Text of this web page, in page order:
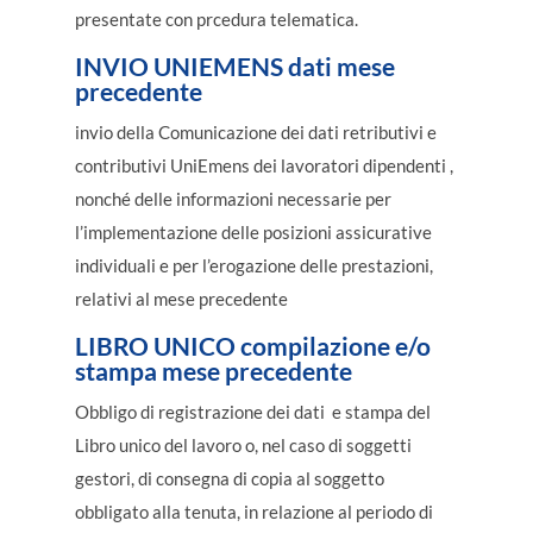
presentate con prcedura telematica.
INVIO UNIEMENS dati mese
precedente
invio della Comunicazione dei dati retributivi e
contributivi UniEmens dei lavoratori dipendenti ,
nonché delle informazioni necessarie per
l’implementazione delle posizioni assicurative
individuali e per l’erogazione delle prestazioni,
relativi al mese precedente
LIBRO UNICO compilazione e/o
stampa mese precedente
Obbligo di registrazione dei dati e stampa del
Libro unico del lavoro o, nel caso di soggetti
gestori, di consegna di copia al soggetto
obbligato alla tenuta, in relazione al periodo di